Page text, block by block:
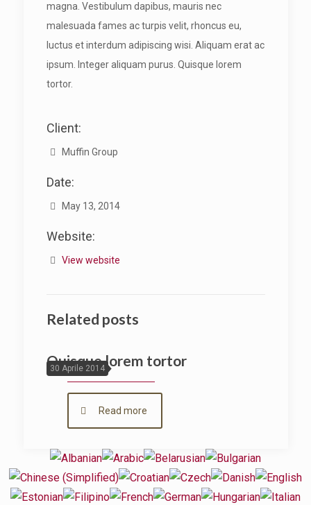
magna. Vestibulum dapibus, mauris nec
malesuada fames ac turpis velit, rhoncus eu,
luctus et interdum adipiscing wisi. Aliquam erat ac
ipsum. Integer aliquam purus. Quisque lorem
tortor.
Client:
Muffin Group
Date:
May 13, 2014
Website:
View website
Related posts
30 Aprile 2014
Quisque lorem tortor
Read more